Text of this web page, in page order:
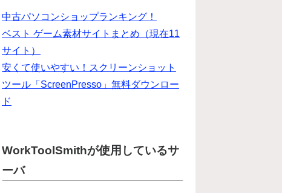
中古パソコンショップランキング！
ベスト ゲーム素材サイトまとめ（現在11
サイト）
安くて使いやすい！スクリーンショット
ツール「ScreenPresso」無料ダウンロー
ド
WorkToolSmithが使用しているサ
ーバ